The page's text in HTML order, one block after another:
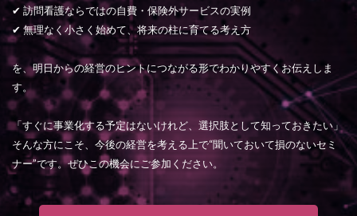
✔ 訪問看護ならではの自費・保険外サービスの実例
✔ 無理なく小さく始めて、将来の柱に育てる考え方
を、明日からの経営のヒントにつながる形でわかりやすくお伝えしま
す。
「すぐに事業化する予定はないけれど、選択肢として知っておきたい」
そんな方にこそ、今後の経営を考える上で“聞いておいて損のないセミ
ナー”です。ぜひこの機会にご参加ください。